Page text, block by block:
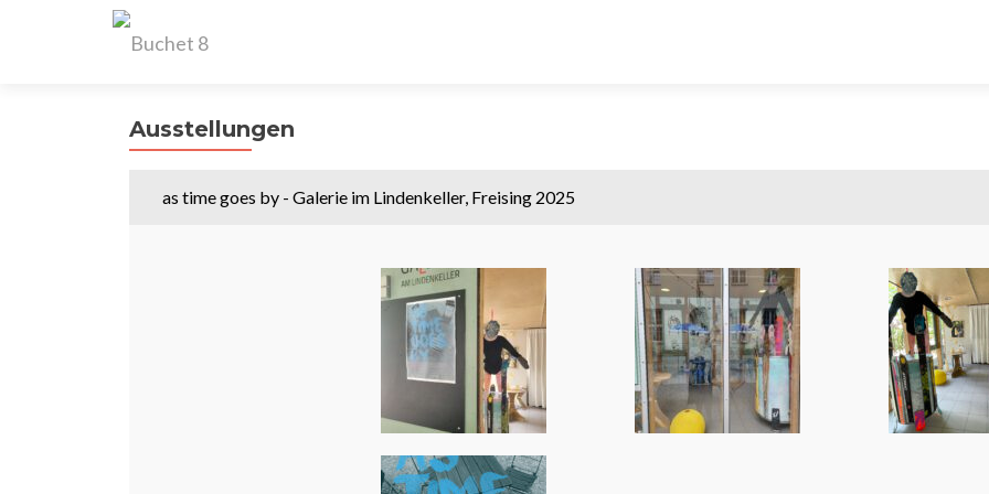
Ausstellungen
as time goes by - Galerie im Lindenkeller, Freising 2025